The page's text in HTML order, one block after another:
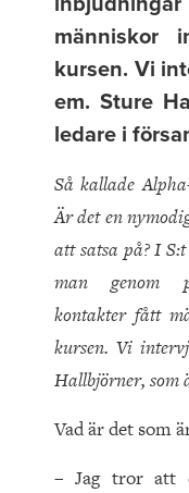
människor
kursen. Vi
em. Sture
ledare i
Så kallade
Är det en
att satsa på? I
man genom
kontakter fått
kursen. Vi
Hallbjörner, som
Vad är det som
– Jag tror att